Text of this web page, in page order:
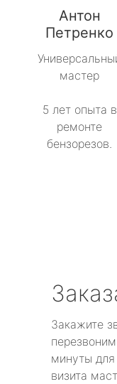
Антон
Петренко
мастер
5 лет опыта в
ремонте
бензорезов.
Закажите
минуты для
визита